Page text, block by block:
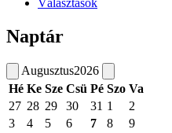
Választások
Naptár
Augusztus2026
Hé Ke Sze Csü Pé Szo Va
27 28 29 30 31 1
2
3
4 5 6 7 8
9